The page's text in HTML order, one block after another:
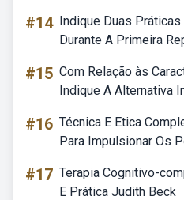
#14 Indique Duas
Durante A Primeira
#15 Com Relação às
Indique A Alternativa
#16 Técnica E Etica
Para Impulsionar Os
#17 Terapia Cognitivo-
E Prática Judith Beck